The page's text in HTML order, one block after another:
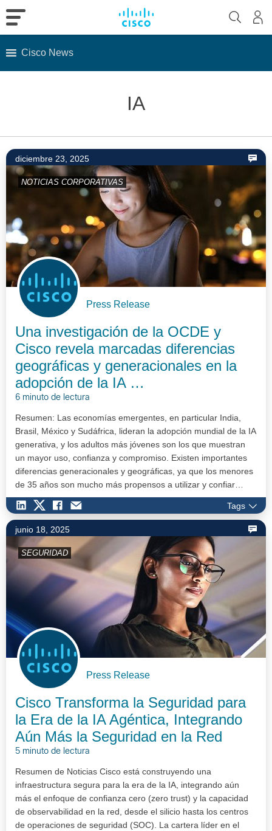
Cisco News
IA
diciembre 23, 2025
NOTICIAS CORPORATIVAS
Press Release
Una investigación de la OCDE y
Cisco revela marcadas diferencias
geográficas y generacionales en la
adopción de la IA …
6 minuto de lectura
Resumen: Las economías emergentes, en particular India,
Brasil, México y Sudáfrica, lideran la adopción mundial de la IA
generativa, y los adultos más jóvenes son los que muestran
un mayor uso, confianza y compromiso. Existen importantes
diferencias generacionales y geográficas, ya que los menores
de 35 años son mucho más propensos a utilizar y confiar…
Tags
junio 18, 2025
SEGURIDAD
Press Release
Cisco Transforma la Seguridad para
la Era de la IA Agéntica, Integrando
Aún Más la Seguridad en la Red
5 minuto de lectura
Resumen de Noticias Cisco está construyendo una
infraestructura segura para la era de la IA, integrando aún
más el enfoque de confianza cero (zero trust) y la capacidad
de observabilidad en la red, desde el silicio hasta los centros
de operaciones de seguridad (SOC). La cartera líder en el